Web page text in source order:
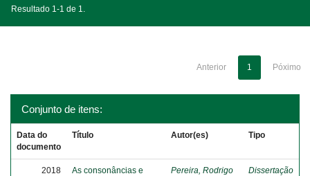
Resultado 1-1 de 1.
Anterior 1 Póximo
Conjunto de itens:
Data do
documento
Título Autor(es) Tipo
2018
As consonâncias e
Pereira, Rodrigo
Dissertação